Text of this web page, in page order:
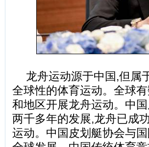
龙舟运动源于中国,但属
全球性的体育运动。全球
和地区开展龙舟运动。中
两千多年的发展,龙舟已成
运动。中国皮划艇协会与